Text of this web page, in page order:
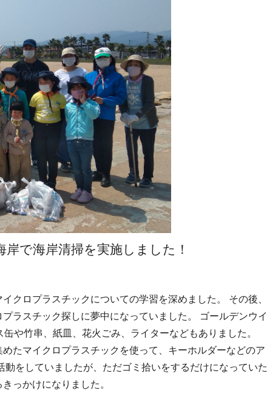
で海岸清掃を実施しました！
クロプラスチックについての学習を深めました。 その後、
ラスチック探しに夢中になっていました。 ゴールデンウイ
や竹串、紙皿、花火ごみ、ライターなどもありました。
たマイクロプラスチックを使って、キーホルダーなどのア
をしていましたが、ただゴミ拾いをするだけになっていた
っかけになりました。